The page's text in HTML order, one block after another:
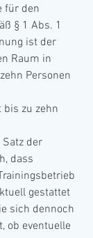
für den
§ 1 Abs. 1
ist der
Raum in
Personen
zu zehn
der
dass
gestattet
sich dennoch
ob eventuelle